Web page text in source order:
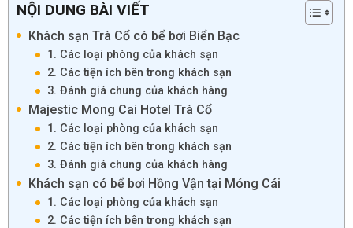
NỘI DUNG BÀI VIẾT
Khách sạn Trà Cổ có bể bơi Biển Bạc
1. Các loại phòng của khách sạn
2. Các tiện ích bên trong khách sạn
3. Đánh giá chung của khách hàng
Majestic Mong Cai Hotel Trà Cổ
1. Các loại phòng của khách sạn
2. Các tiện ích bên trong khách sạn
3. Đánh giá chung của khách hàng
Khách sạn có bể bơi Hồng Vận tại Móng Cái
1. Các loại phòng của khách sạn
2. Các tiện ích bên trong khách sạn